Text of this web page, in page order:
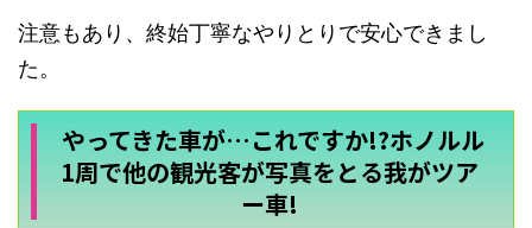
注意もあり、終始丁寧なやりとりで安心できまし
た。
やってきた車が…これですか!?ホノルル
1周で他の観光客が写真をとる我がツア
ー車!